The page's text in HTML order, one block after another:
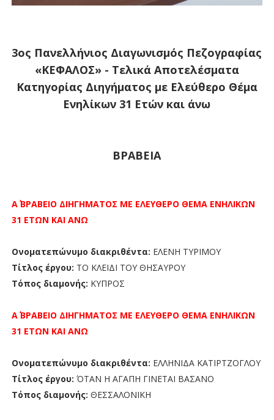
3ος Πανελλήνιος Διαγωνισμός Πεζογραφίας
«ΚΕΦΑΛΟΣ» - Τελικά Αποτελέσματα
Κατηγορίας Διηγήματος με Ελεύθερο Θέμα
Ενηλίκων 31 Ετών και άνω
ΒΡΑΒΕΙΑ
Α΄ ΒΡΑΒΕΙΟ ΔΙΗΓΗΜΑΤΟΣ ΜΕ ΕΛΕΥΘΕΡΟ ΘΕΜΑ ΕΝΗΛΙΚΩΝ
31 ΕΤΩΝ ΚΑΙ ΑΝΩ
Ονοματεπώνυμο διακριθέντα: ΕΛΕΝΗ ΤΥΡΙΜΟΥ
Τίτλος έργου: ΤΟ ΚΛΕΙΔΙ ΤΟΥ ΘΗΣΑΥΡΟΥ
Τόπος διαμονής: ΚΥΠΡΟΣ
Α΄ ΒΡΑΒΕΙΟ ΔΙΗΓΗΜΑΤΟΣ ΜΕ ΕΛΕΥΘΕΡΟ ΘΕΜΑ ΕΝΗΛΙΚΩΝ
31 ΕΤΩΝ ΚΑΙ ΑΝΩ
Ονοματεπώνυμο διακριθέντα: ΕΛΛΗΝΙΔΑ ΚΑΤΙΡΤΖΟΓΛΟΥ
Τίτλος έργου: ΌΤΑΝ Η ΑΓΑΠΗ ΓΙΝΕΤΑΙ ΒΑΣΑΝΟ
Τόπος διαμονής: ΘΕΣΣΑΛΟΝΙΚΗ